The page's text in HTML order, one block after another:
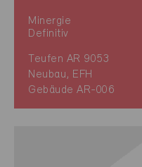
Minergie
Definitiv
Teufen AR 9053
Neubau, EFH
Gebäude AR-006